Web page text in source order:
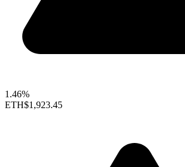
1.46%
ETH$1,923.45